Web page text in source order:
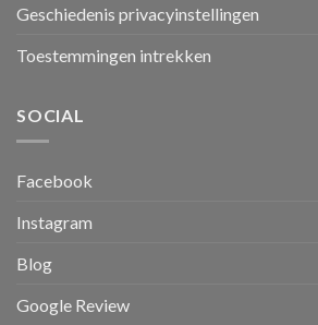
Geschiedenis privacyinstellingen
Toestemmingen intrekken
SOCIAL
Facebook
Instagram
Blog
Google Review